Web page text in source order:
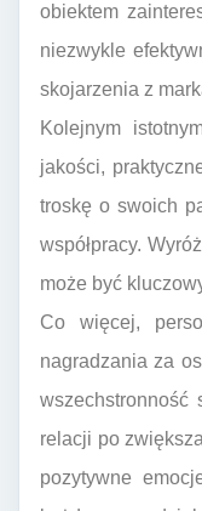
obiektem
niezwykle
skojarzenia z
Kolejnym
jakości,
troskę o swoich
współpracy.
może być
Co więcej,
nagradzania za
relacji po
pozytywne